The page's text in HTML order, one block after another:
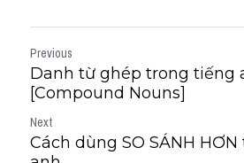
Previous
Danh từ ghép trong tiếng
[Compound Nouns]
Next
Cách dùng SO SÁNH